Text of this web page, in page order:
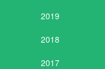
2019
2018
2017